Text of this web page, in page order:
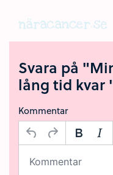
Svara på
lång tid kvar
Kommentar